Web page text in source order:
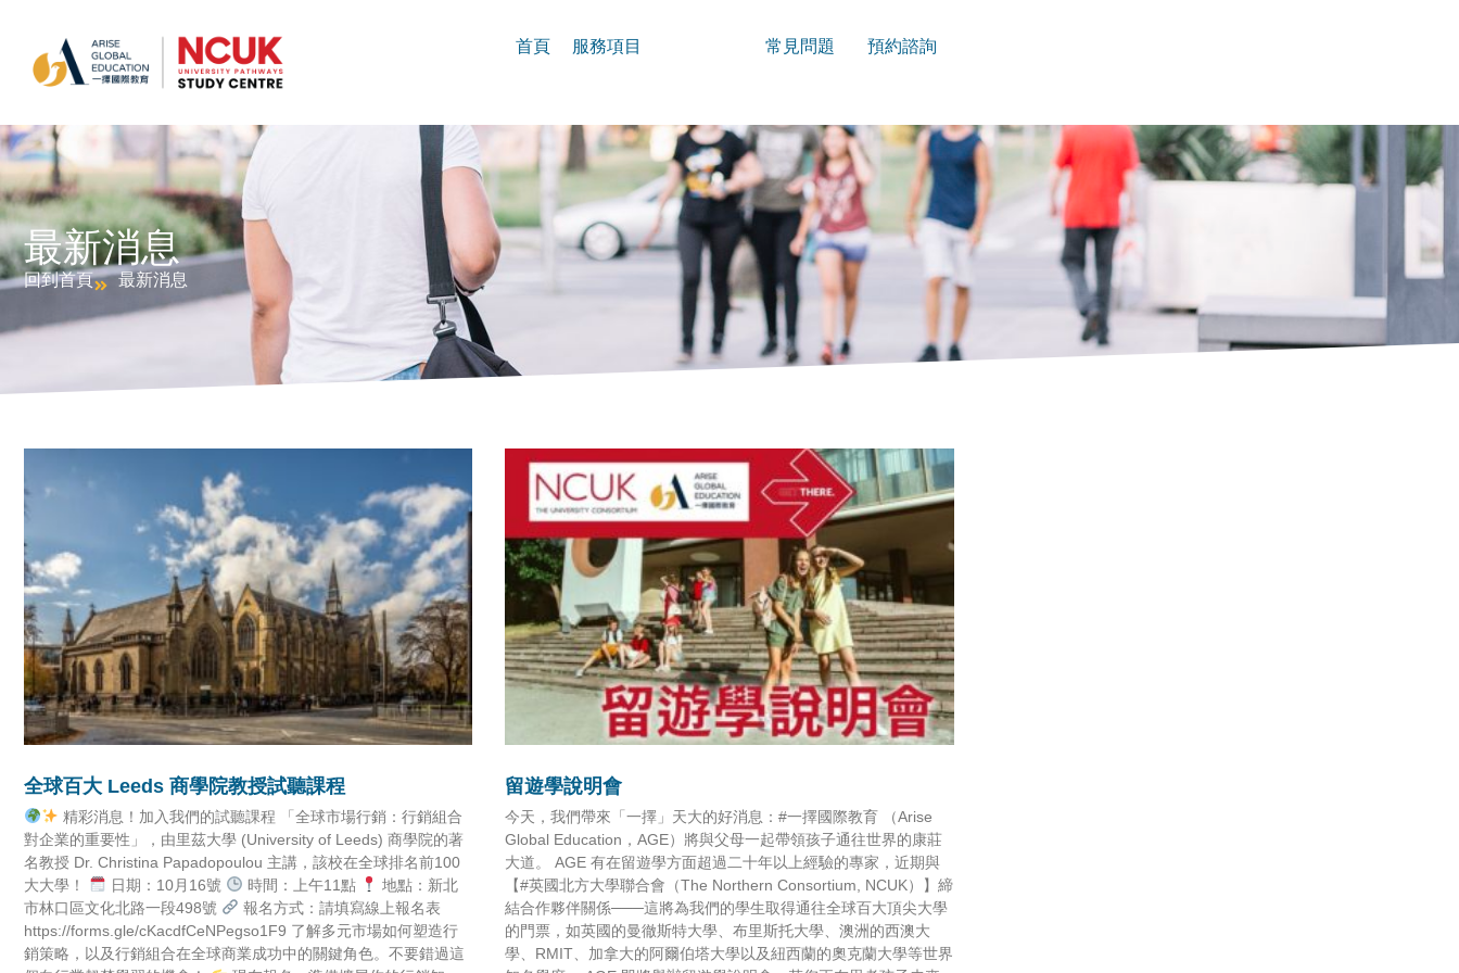
首頁 服務項目 常見問題 預約諮詢
最新消息
回到首頁 最新消息
全球百大 Leeds 商學院教授試聽課程
精彩消息！加入我們的試聽課程 「全球市場行銷：行銷組合
對企業的重要性」，由里茲大學 (University of Leeds) 商學院的著
名教授 Dr. Christina Papadopoulou 主講，該校在全球排名前100
大大學！
日期：10月16號 時間：上午11點
地點：新北
市林口區文化北路一段498號
報名方式：請填寫線上報名表
https://forms.gle/cKacdfCeNPegso1F9 了解多元市場如何塑造行
銷策略，以及行銷組合在全球商業成功中的關鍵角色。不要錯過這
留遊學說明會
今天，我們帶來「一擇」天大的好消息：#一擇國際教育 （Arise
Global Education，AGE）將與父母一起帶領孩子通往世界的康莊
大道。 AGE 有在留遊學方面超過二十年以上經驗的專家，近期與
【#英國北方大學聯合會（The Northern Consortium, NCUK）】締
結合作夥伴關係───這將為我們的學生取得通往全球百大頂尖大學
的門票，如英國的曼徹斯特大學、布里斯托大學、澳洲的西澳大
學、RMIT、加拿大的阿爾伯塔大學以及紐西蘭的奧克蘭大學等世界